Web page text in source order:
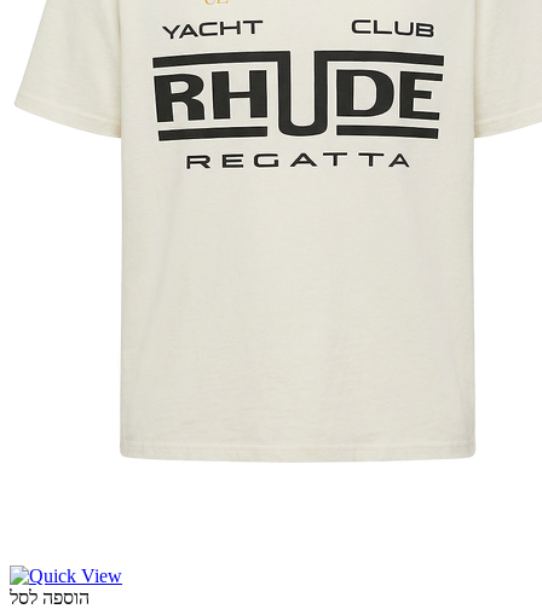
הוספה לסל